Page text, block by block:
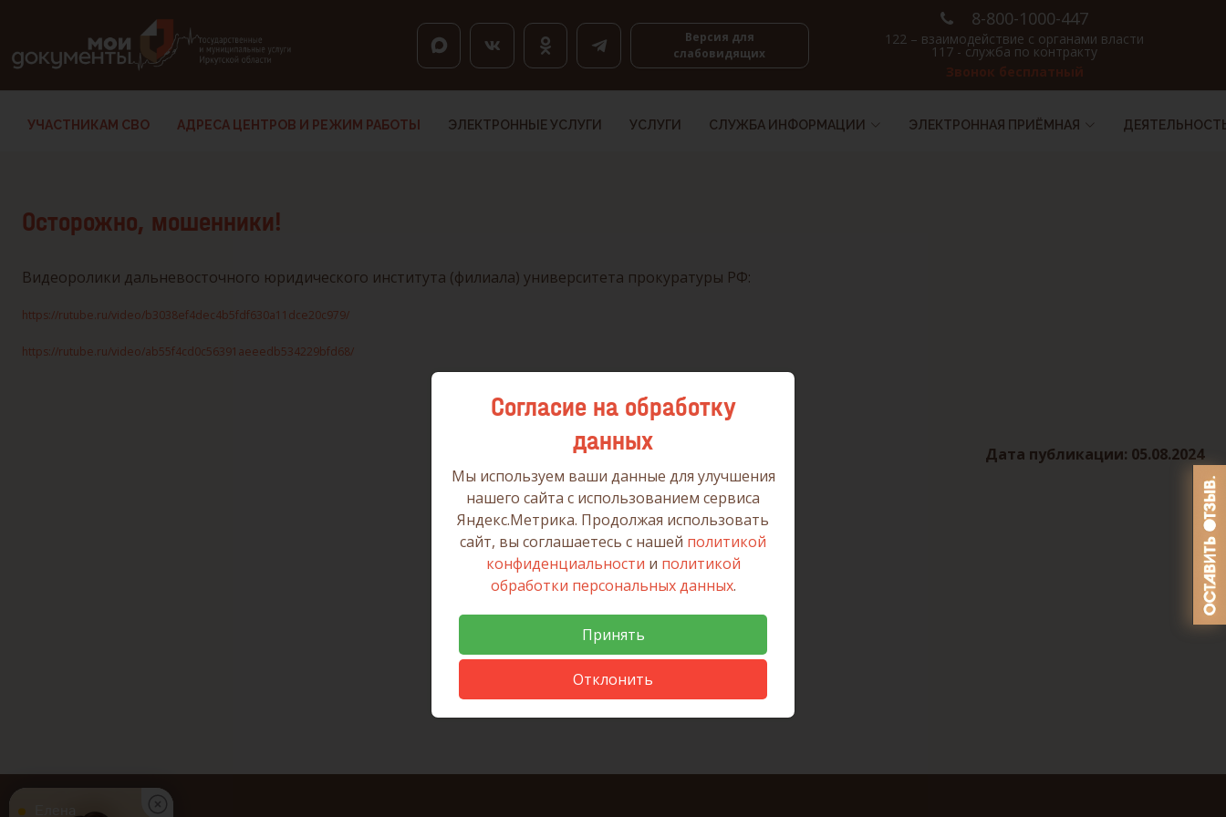
Елена
Версия для
слабовидящих
8-800-1000-447
122 – взаимодействие с органами власти
117 - служба по контракту
Звонок бесплатный
УЧАСТНИКАМ СВО АДРЕСА ЦЕНТРОВ И РЕЖИМ РАБОТЫ ЭЛЕКТРОННЫЕ УСЛУГИ УСЛУГИ СЛУЖБА ИНФОРМАЦИИ ЭЛЕКТРОННАЯ ПРИЁМНАЯ
Осторожно, мошенники!
Видеоролики дальневосточного юридического института (филиала) университета прокуратуры РФ:
https://rutube.ru/video/b3038ef4dec4b5fdf630a11dce20c979/
https://rutube.ru/video/ab55f4cd0c56391aeeedb534229bfd68/
Дата публикации: 05.08.2024
Вернуться к списку
Согласие на обработку
данных
Мы используем ваши данные для улучшения
нашего сайта с использованием сервиса
Яндекс.Метрика. Продолжая использовать
сайт, вы соглашаетесь с нашей политикой
конфиденциальности и политикой
обработки персональных данных.
Принять
Отклонить